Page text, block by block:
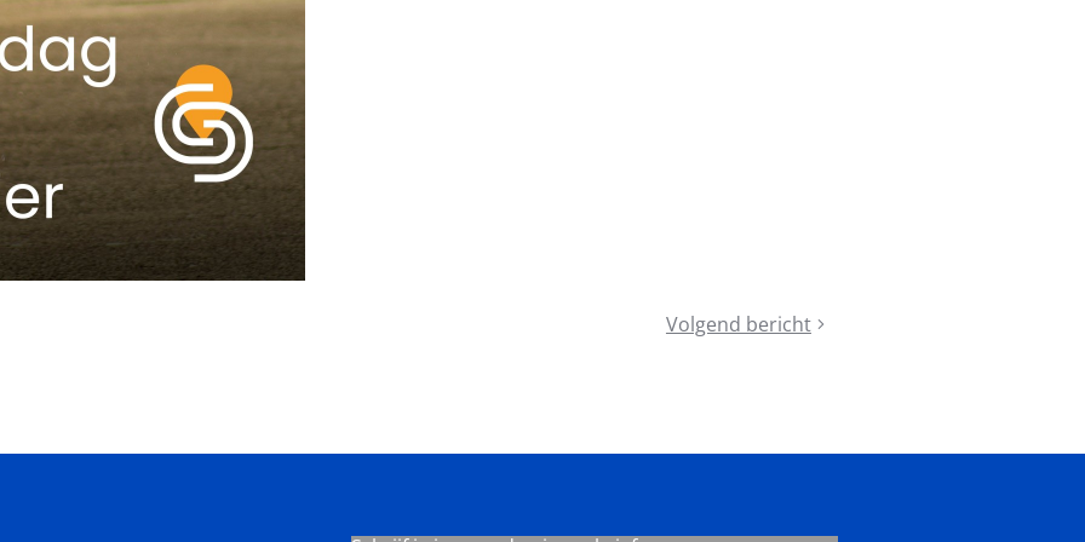
Volgend bericht
Congres
-